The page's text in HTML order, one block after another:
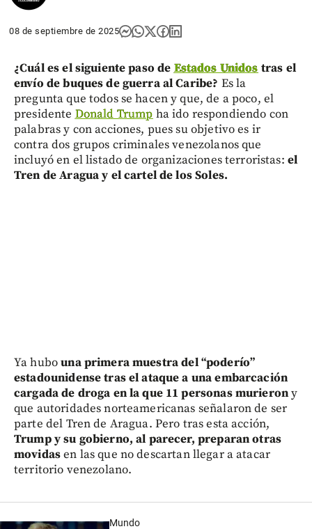
08 de septiembre de 2025
¿Cuál es el siguiente paso de Estados Unidos tras el
envío de buques de guerra al Caribe? Es la
pregunta que todos se hacen y que, de a poco, el
presidente Donald Trump ha ido respondiendo con
palabras y con acciones, pues su objetivo es ir
contra dos grupos criminales venezolanos que
incluyó en el listado de organizaciones terroristas: el
Tren de Aragua y el cartel de los Soles.
Ya hubouna primera muestra del “poderío”
estadounidense tras el ataque a una embarcación
cargada de droga en la que 11 personas murierony
que autoridades norteamericanas señalaron de ser
parte del Tren de Aragua. Pero tras esta acción,
Trump y su gobierno, al parecer, preparan otras
movidasen las que no descartan llegar a atacar
territorio venezolano.
Mundo